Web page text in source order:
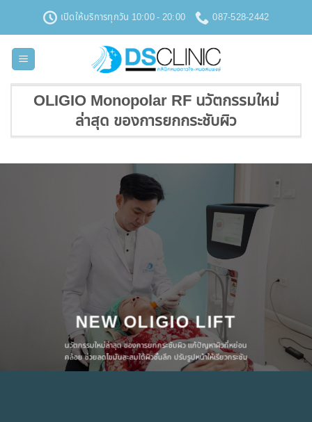
เนื้อหา
เปิดให้บริการทุกวัน 10:00 - 20:00 087-528-2442
OLIGIO Monopolar RF นวัตกรรมใหม่
ล่าสุด ของการยกกระชับผิว
NEW OLIGIO LIFT
นวัตกรรมใหม่ล่าสุด ของการยกกระชับผิว แก้ปัญหาผิวที่หย่อน
คล้อย ช่วยลดไขมันสะสมใต้ผิวชั้นลึก ปรับรูปหน้าให้เรียวกระชับ